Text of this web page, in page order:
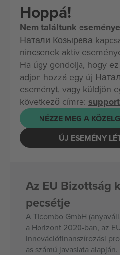
Hoppá!
Nem találtunk
Натали Козырева
nincsenek aktív
Ha úgy gondolja, hogy
adjon hozzá egy új
eseményt, vagy küldjön
következő címre:
NÉZZE MEG A
ÚJ ESEMÉNY
Az EU Bizottság
pecsétje
A Ticombo GmbH
a Horizont 2020-ban, az
innovációfinanszírozási
as számú javaslata alapján.